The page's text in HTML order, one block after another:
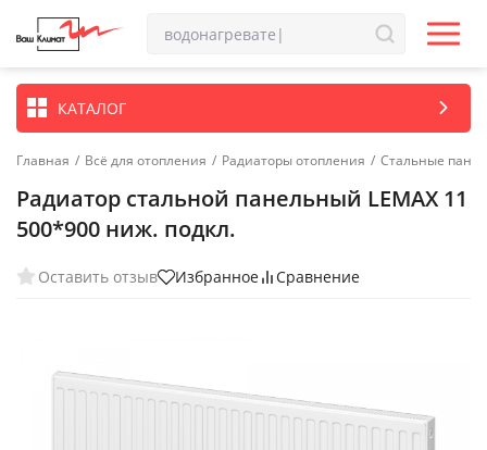
КАТАЛОГ
Главная / Всё для отопления / Радиаторы отопления / Стальные
Радиатор стальной панельный LEMAX 11
500*900 ниж. подкл.
Оставить отзыв Избранное Сравнение